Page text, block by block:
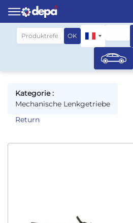
OK
Suche nach fahrzeug
Kategorie :
Mechanische Lenkgetriebe
Return